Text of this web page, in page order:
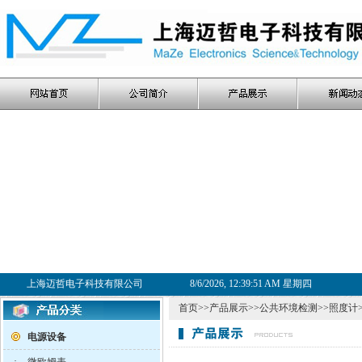
上海迈哲电子科技有限公司 8/6/2026, 12:39:52 AM 星期四
电源设备
首页>>产品展示>>公共环境检测>>照度计